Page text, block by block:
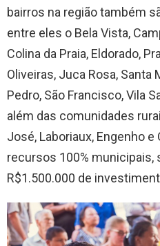
bairros na região também
entre eles o Bela Vista,
Colina da Praia, Eldorado,
Oliveiras, Juca Rosa, Santa
Pedro, São Francisco, Vila
além das comunidades
José, Laboriaux, Engenho e
recursos 100% municipais,
R$1.500.000 de